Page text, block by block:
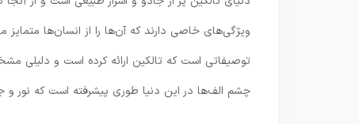
ویژگی‌های خاصی دارند که آن‌ها را از انسان‌ها متمایز
توصیفاتی است که تالکین ارائه کرده است و دلیلی
چشم الف‌ها در این دنیا طوری پیشرفته است که نور و